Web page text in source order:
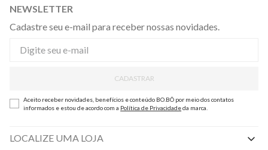
NEWSLETTER
Cadastre seu e-mail para receber nossas novidades.
CADASTRAR
Aceito receber novidades, benefícios e conteúdo BO.BÔ por meio dos contatos
informados e estou de acordo com a Política de Privacidadeda marca.
LOCALIZE UMA LOJA